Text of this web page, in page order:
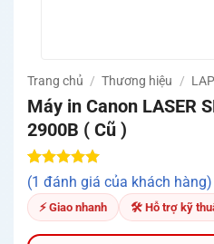
Trang chủ / Thương hiệu /
Máy in Canon LASER
2900B ( Cũ )
5.00trên 5
dựa trên
1
đánh giá
(1 đánh giá của khách hàng)
⚡ Giao nhanh 🛠 Hỗ trợ kỹ